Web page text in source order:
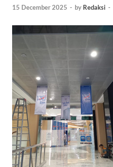
15 December 2025 - by Redaksi -